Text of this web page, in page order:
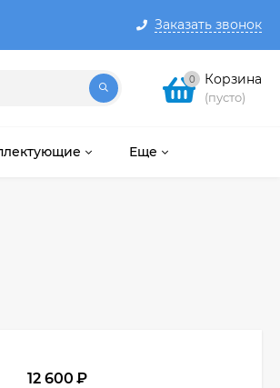
Заказать звонок
0 Корзина
(пусто)
Еще
12 600 ₽